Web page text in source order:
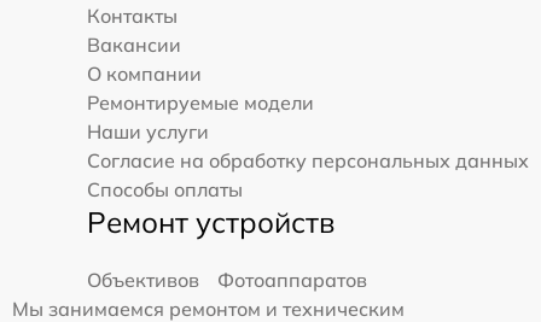
Контакты
Вакансии
О компании
Ремонтируемые модели
Наши услуги
Согласие на обработку персональных данных
Способы оплаты
Ремонт устройств
Объективов
Фотоаппаратов
Мы занимаемся ремонтом и техническим